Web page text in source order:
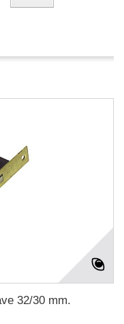
32/30 mm.